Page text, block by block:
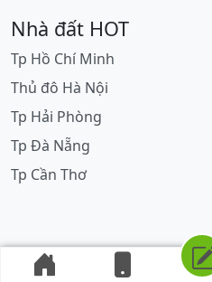
Nhà đất HOT
Tp Hồ Chí Minh
Thủ đô Hà Nội
Tp Hải Phòng
Tp Đà Nẵng
Tp Cần Thơ